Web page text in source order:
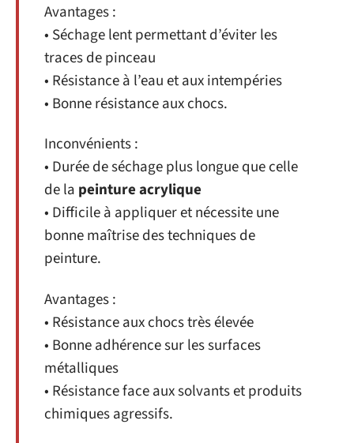
Avantages :
• Séchage lent permettant d’éviter les
traces de pinceau
• Résistance à l’eau et aux intempéries
• Bonne résistance aux chocs.
Inconvénients :
• Durée de séchage plus longue que celle
de la peinture acrylique
• Difficile à appliquer et nécessite une
bonne maîtrise des techniques de
peinture.
Avantages :
• Résistance aux chocs très élevée
• Bonne adhérence sur les surfaces
métalliques
• Résistance face aux solvants et produits
chimiques agressifs.